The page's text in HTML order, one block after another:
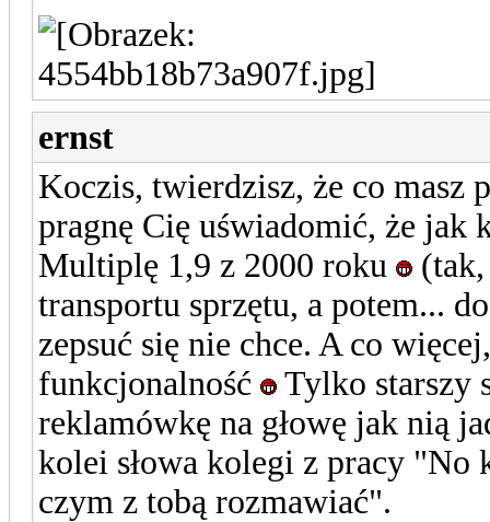
ernst
Koczis, twierdzisz, że co masz
pragnę Cię uświadomić, że jak
Multiplę 1,9 z 2000 roku
transportu sprzętu, a potem...
zepsuć się nie chce. A co
funkcjonalność
Tylko starszy
reklamówkę na głowę jak nią
kolei słowa kolegi z pracy "No
czym z tobą rozmawiać".